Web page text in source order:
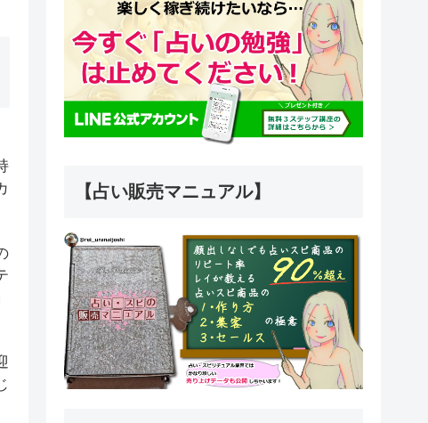
【占い販売マニュアル】